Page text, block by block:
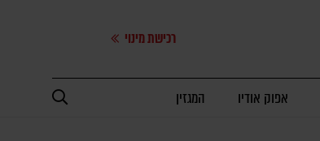
רכישת מינוי
אפוק אודיו המגזין